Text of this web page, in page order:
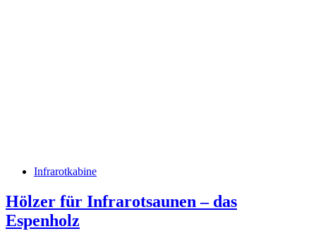
Infrarotkabine
Hölzer für Infrarotsaunen – das
Espenholz